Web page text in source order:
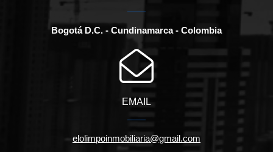
Bogotá D.C. - Cundinamarca - Colombia
EMAIL
elolimpoinmobiliaria@gmail.com